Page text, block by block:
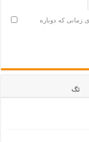
زمانی که دوباره
تگ